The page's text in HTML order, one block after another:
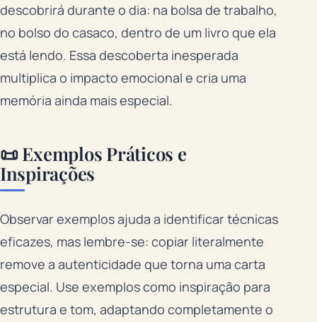
descobrirá durante o dia: na bolsa de trabalho,
no bolso do casaco, dentro de um livro que ela
está lendo. Essa descoberta inesperada
multiplica o impacto emocional e cria uma
memória ainda mais especial.
📜 Exemplos Práticos e
Inspirações
Observar exemplos ajuda a identificar técnicas
eficazes, mas lembre-se: copiar literalmente
remove a autenticidade que torna uma carta
especial. Use exemplos como inspiração para
estrutura e tom, adaptando completamente o